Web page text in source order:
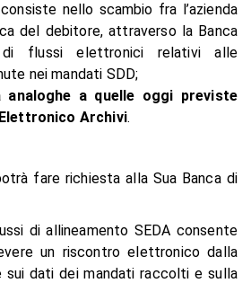
nello scambio fra l’azienda
del debitore, attraverso la Banca
di flussi elettronici relativi alle
nei mandati SDD;
analoghe a quelle oggi previste
Archivi.
fare richiesta alla Sua Banca di
di allineamento SEDA consente
un riscontro elettronico dalla
sui dati dei mandati raccolti e sulla